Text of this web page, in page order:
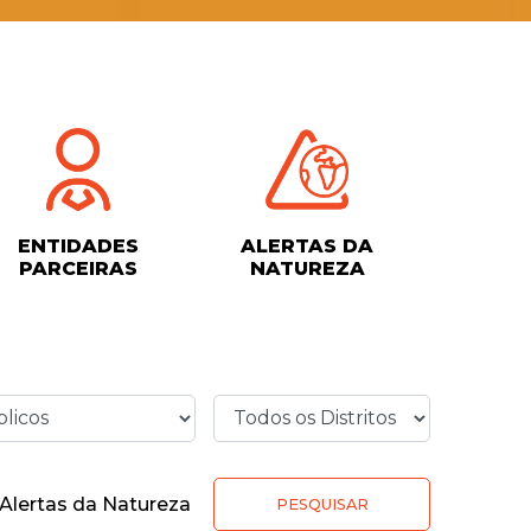
ENTIDADES
PARCEIRAS
ALERTAS DA
NATUREZA
Alertas da Natureza PESQUISAR